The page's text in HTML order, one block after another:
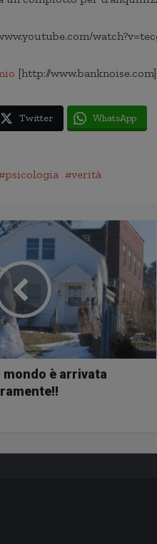
[http://www.banknoise.com]
Twitter WhatsApp
psicologia verità
mondo è arrivata